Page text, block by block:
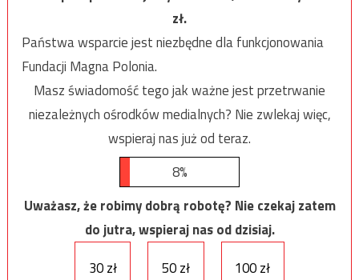
zł.
Państwa wsparcie jest niezbędne dla funkcjonowania
Fundacji Magna Polonia.
Masz świadomość tego jak ważne jest przetrwanie
niezależnych ośrodków medialnych? Nie zwlekaj więc,
wspieraj nas już od teraz.
8%
Uważasz, że robimy dobrą robotę? Nie czekaj zatem
do jutra, wspieraj nas od dzisiaj.
30 zł
50 zł 100 zł